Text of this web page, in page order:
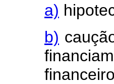
a)
b)